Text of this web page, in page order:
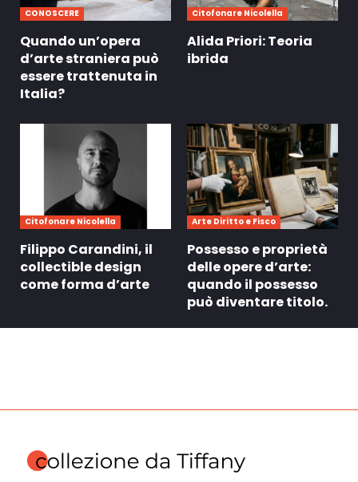
CONOSCERE
Quando un’opera
d’arte straniera può
essere trattenuta in
Italia?
Citofonare Nicolella
Alida Priori: Teoria
ibrida
Citofonare Nicolella
Filippo Carandini, il
collectible design
come forma d’arte
Arte Diritto e Fisco
Possesso e proprietà
delle opere d’arte:
quando il possesso
può diventare titolo.